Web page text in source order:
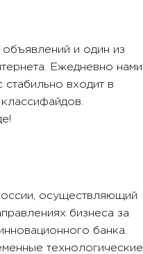
и один из
Ежедневно нами
входит в
осуществляющий
бизнеса за
банка.
технологические